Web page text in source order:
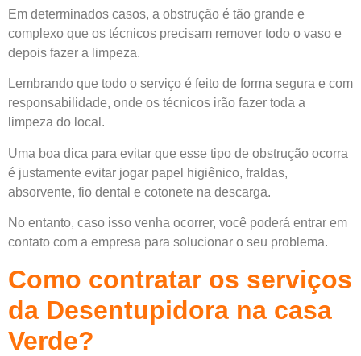
Em determinados casos, a obstrução é tão grande e
complexo que os técnicos precisam remover todo o vaso e
depois fazer a limpeza.
Lembrando que todo o serviço é feito de forma segura e com
responsabilidade, onde os técnicos irão fazer toda a
limpeza do local.
Uma boa dica para evitar que esse tipo de obstrução ocorra
é justamente evitar jogar papel higiênico, fraldas,
absorvente, fio dental e cotonete na descarga.
No entanto, caso isso venha ocorrer, você poderá entrar em
contato com a empresa para solucionar o seu problema.
Como contratar os serviços
da Desentupidora na casa
Verde?